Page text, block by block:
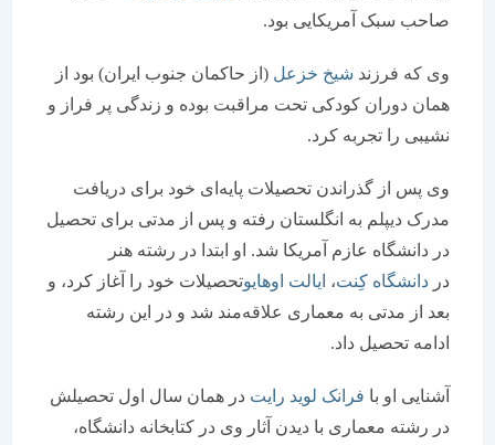
سبک آمریکایی بود.
که فرزندشیخ خزعل(از حاکمان جنوب ایران) بود از
دوران کودکی تحت مراقبت بوده و زندگی پر فراز و
را تجربه کرد.
پس از گذراندن تحصیلات پایه‌ای خود برای دریافت
دیپلم به انگلستان رفته و پس از مدتی برای تحصیل
دانشگاه عازم آمریکا شد. او ابتدا در رشته هنر
دانشگاه کِنت،ایالت اوهایوتحصیلات خود را آغاز کرد، و
از مدتی به معماری علاقه‌مند شد و در این رشته
تحصیل داد.
او بافرانک لوید رایتدر همان سال اول تحصیلش
رشته معماری با دیدن آثار وی در کتابخانه دانشگاه،